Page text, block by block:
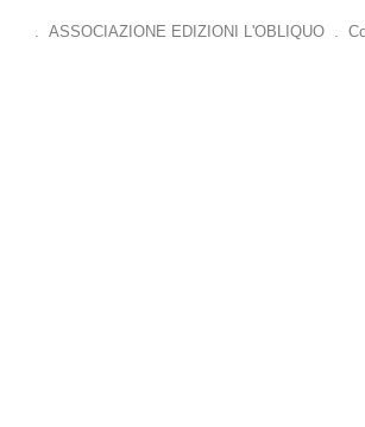
. ASSOCIAZIONE EDIZIONI L'OBLIQUO .